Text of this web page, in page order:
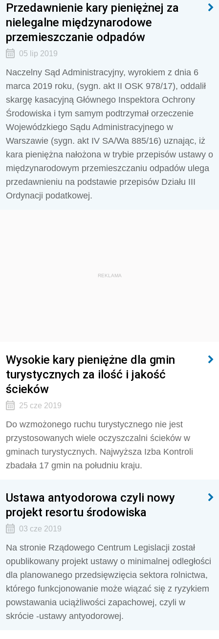
Przedawnienie kary pieniężnej za
nielegalne międzynarodowe
przemieszczanie odpadów
05 lip 2019
Naczelny Sąd Administracyjny, wyrokiem z dnia 6
marca 2019 roku, (sygn. akt II OSK 978/17), oddalił
skargę kasacyjną Głównego Inspektora Ochrony
Środowiska i tym samym podtrzymał orzeczenie
Wojewódzkiego Sądu Administracyjnego w
Warszawie (sygn. akt IV SA/Wa 885/16) uznając, iż
kara pieniężna nałożona w trybie przepisów ustawy o
międzynarodowym przemieszczaniu odpadów ulega
przedawnieniu na podstawie przepisów Działu III
Ordynacji podatkowej.
REKLAMA
Wysokie kary pieniężne dla gmin
turystycznych za ilość i jakość
ścieków
25 cze 2019
Do wzmożonego ruchu turystycznego nie jest
przystosowanych wiele oczyszczalni ścieków w
gminach turystycznych. Najwyższa Izba Kontroli
zbadała 17 gmin na południu kraju.
Ustawa antyodorowa czyli nowy
projekt resortu środowiska
03 cze 2019
Na stronie Rządowego Centrum Legislacji został
opublikowany projekt ustawy o minimalnej odległości
dla planowanego przedsięwzięcia sektora rolnictwa,
którego funkcjonowanie może wiązać się z ryzykiem
powstawania uciążliwości zapachowej, czyli w
skrócie -ustawy antyodorowej.